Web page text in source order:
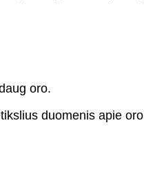
oro.
duomenis apie oro